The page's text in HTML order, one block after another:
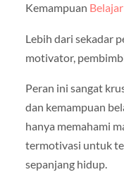
Kemampuan
Lebih dari sekadar
motivator,
Peran ini sangat
dan kemampuan
hanya memahami
termotivasi untuk
sepanjang hidup.